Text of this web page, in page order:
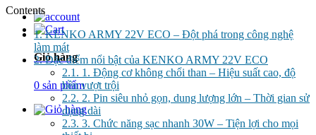
Giỏ hàng
0 sản phẩm
Contents
1.KENKO ARMY 22V ECO – Đột phá trong công nghệ
làm mát
2.Đặc điểm nổi bật của KENKO ARMY 22V ECO
2.1. 1. Động cơ không chổi than – Hiệu suất cao, độ
bền vượt trội
2.2. 2. Pin siêu nhỏ gọn, dung lượng lớn – Thời gian sử
dụng dài
2.3. 3. Chức năng sạc nhanh 30W – Tiện lợi cho mọi